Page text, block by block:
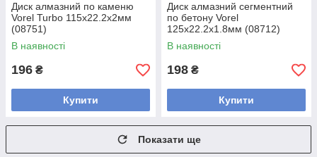
Диск алмазний по каменю
Vorel Turbo 115x22.2x2мм
(08751)
В наявності
196 ₴
Купити
Диск алмазний сегментний
по бетону Vorel
125x22.2x1.8мм (08712)
В наявності
198 ₴
Купити
Показати ще